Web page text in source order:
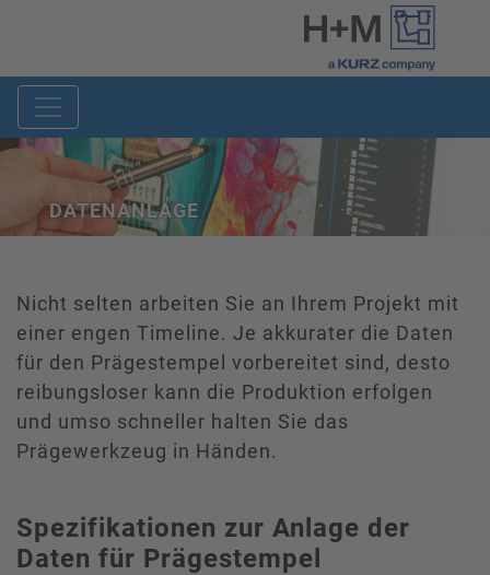
DATENANLAGE
Nicht selten arbeiten Sie an Ihrem Projekt mit
einer engen Timeline. Je akkurater die Daten
für den Prägestempel vorbereitet sind, desto
reibungsloser kann die Produktion erfolgen
und umso schneller halten Sie das
Prägewerkzeug in Händen.
Spezifikationen zur Anlage der
Daten für Prägestempel